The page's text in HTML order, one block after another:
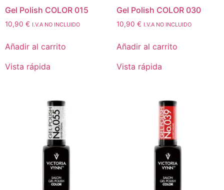
Gel Polish COLOR 015
10,90 € I.V.A NO INCLUIDO
Añadir al carrito
Vista rápida
Gel Polish COLOR 030
10,90 € I.V.A NO INCLUIDO
Añadir al carrito
Vista rápida